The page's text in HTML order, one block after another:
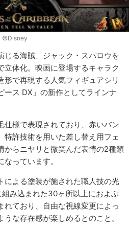
©Disney
じる海賊、ジャック・スパロウを
立体化。映画に登場するキャラク
形で再現する人気フィギュアシリ
ース DX」の新作としてラインナ
仕様で表現されており、赤いバン
特許技術を用いた差し替え用フェ
からニヤリと微笑んだ表情の2種類
っています。
による塗装が施された職人技の光
み込まれた30ヶ所以上におよぶ
れており、自由な視線変更によっ
な存在感が楽しめるとのこと。